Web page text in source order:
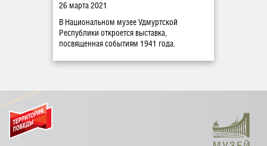
26 марта 2021
В Национальном музее Удмуртской
Республики откроется выставка,
посвященная событиям 1941 года.